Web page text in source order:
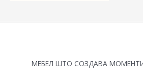
МЕБЕЛ ШТО СОЗДАВА